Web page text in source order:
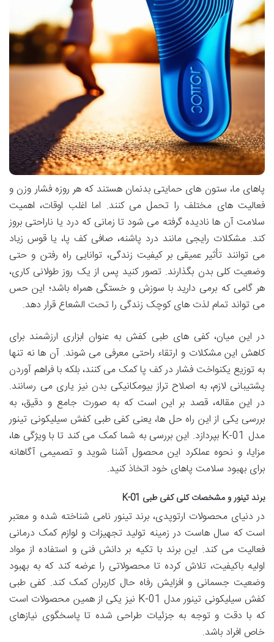
پاهای ما، ستون های حمایتی بدنمان هستند که هر روزه فشار وزن و
فعالیت های مختلف را تحمل می کنند. اما اغلب اوقات، اهمیت
سلامت آن ها نادیده گرفته می شود تا زمانی که درد یا ناراحتی بروز
کند. مشکلات رایجی مانند درد پاشنه، صافی کف پا، یا قوس زیاد
می توانند تأثیر عمیقی بر کیفیت زندگی، توانایی راه رفتن و حتی
وضعیت کلی بدن بگذارند. تصور کنید پس از یک روز طولانی کاری،
هر گامی که برمی دارید با سوزش و خستگی همراه باشد؛ این حس
می تواند تمام لذت های کوچک زندگی را تحت الشعاع قرار دهد.
در این میان، کفی های طبی کفش به عنوان ابزاری ارزشمند برای
کاهش این مشکلات و ارتقاء راحتی معرفی می شوند. آن ها نه تنها
به توزیع یکنواخت فشار در کف پا کمک می کنند، بلکه با فراهم آوردن
پشتیبانی لازم، به اصلاح تراز بیومکانیکی بدن نیز یاری می رسانند.
در این مقاله، قصد بر این است که به صورت جامع و دقیق، به
بررسی یکی از این راه حل ها، یعنی کفی طبی کفش سیلیکونی تینور
مدل K-01 بپردازد. این بررسی به شما کمک می کند تا با ویژگی ها،
مزایا، و نحوه عملکرد این محصول آشنا شوید و تصمیمی آگاهانه
برای بهبود سلامت پاهای خود اتخاذ کنید.
برند تینور و مشخصات کلی کفی طبی K-01
در دنیای محصولات ارتوپدی، برند تینور نامی شناخته شده و معتبر
است که سال هاست در زمینه تولید تجهیزات و لوازم کمک درمانی
فعالیت می کند. این برند با تکیه بر دانش فنی و استفاده از مواد
اولیه باکیفیت، تلاش کرده تا محصولاتی را عرضه کند که به بهبود
وضعیت جسمانی و افزایش رفاه حال کاربران کمک کند. کفی طبی
کفش سیلیکونی تینور مدل K-01 نیز یکی از همین محصولات است
که با دقت و توجه به جزئیات طراحی شده تا پاسخگوی نیازهای
خاص افراد باشد.